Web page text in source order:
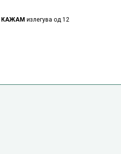
КАЖАМ излегува од 12